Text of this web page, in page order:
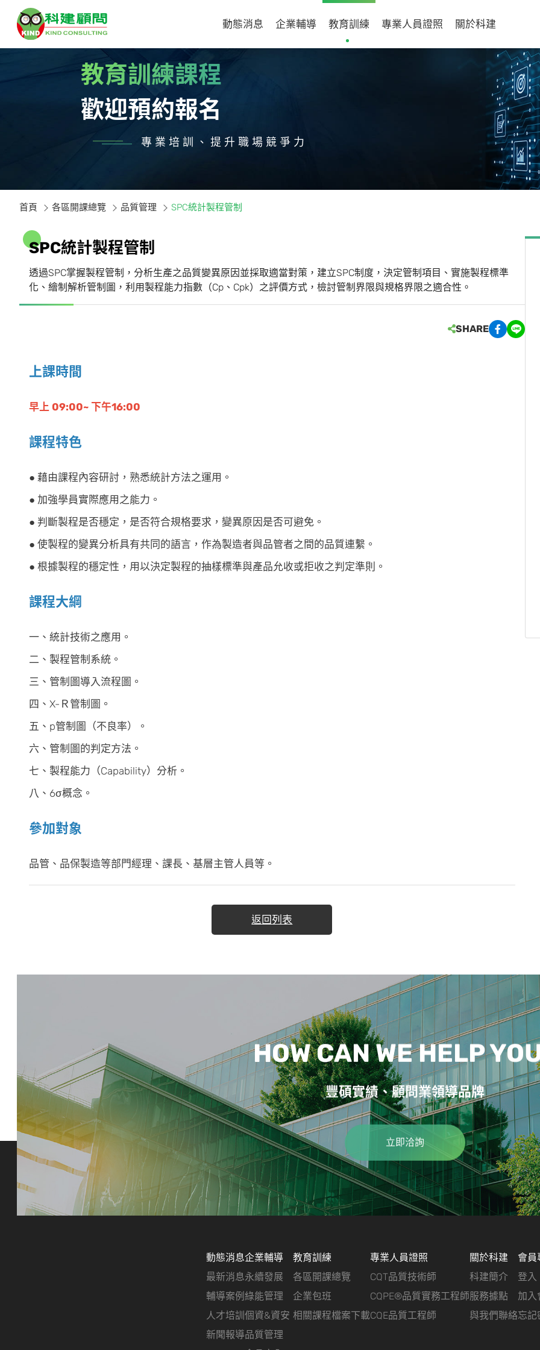
動態消息 企業輔導 教育訓練 專業人員證照 關於科建
教育訓練課程
歡迎預約報名
專業培訓、提升職場競爭力
首頁 各區開課總覽 品質管理 SPC統計製程管制
SPC統計製程管制
透過SPC掌握製程管制，分析生產之品質變異原因並採取適當對策，建立SPC制度，決定管制項目、實施製程標準
化、繪制解析管制圖，利用製程能力指數（Cp、Cpk）之評價方式，檢討管制界限與規格界限之適合性。
SHARE
上課時間
早上 09:00~ 下午16:00
課程特色
● 藉由課程內容研討，熟悉統計方法之運用。
● 加強學員實際應用之能力。
● 判斷製程是否穩定，是否符合規格要求，變異原因是否可避免。
● 使製程的變異分析具有共同的語言，作為製造者與品管者之間的品質連繫。
● 根據製程的穩定性，用以決定製程的抽樣標準與產品允收或拒收之判定準則。
課程大綱
一、統計技術之應用。
二、製程管制系統。
三、管制圖導入流程圖。
四、X-Ｒ管制圖。
五、p管制圖（不良率）。
六、管制圖的判定方法。
七、製程能力（Capability）分析。
八、6σ概念。
參加對象
品管、品保製造等部門經理、課長、基層主管人員等。
返回列表
HOW CAN WE HELP
豐碩實績、顧問業領導品牌
立即洽詢
動態消息
最新消息
輔導案例
人才培訓
新聞報導
企業輔導
永續發展
綠能管理
個資&資安
品質管理
教育訓練
各區開課總覽
企業包班
相關課程檔案下載
專業人員證照
CQT品質技術師
CQPE®品質實務工程師
CQE品質工程師
關於科建
科建簡介
服務據點
與我們聯絡
會員
登入
加入
忘記